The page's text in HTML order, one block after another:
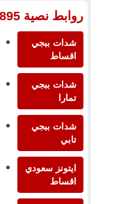
روابط نصية AA49895
شدات ببجي
اقساط
شدات ببجي
تمارا
شدات ببجي
تابي
ايتونز سعودي
اقساط